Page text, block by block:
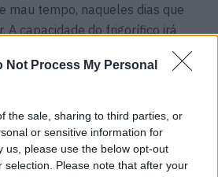
Not Process My Personal
the sale, sharing to third parties, or
or sensitive information for
us, please use the below opt-out
selection. Please note that after your
mau tempo, naqueles dias que
A capacidade do frigorífico irá
se podem levar.
definir e estudar os portos de
no que respeita às suas
aproximação, batimétrica e